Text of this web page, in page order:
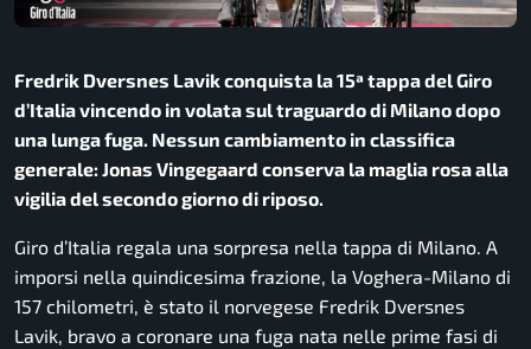
Fredrik Dversnes Lavik conquista la 15ª tappa del Giro
d’Italia vincendo in volata sul traguardo di Milano dopo
una lunga fuga. Nessun cambiamento in classifica
generale: Jonas Vingegaard conserva la maglia rosa alla
vigilia del secondo giorno di riposo.
Giro d’Italia regala una sorpresa nella tappa di Milano. A
imporsi nella quindicesima frazione, la Voghera-Milano di
157 chilometri, è stato il norvegese Fredrik Dversnes
Lavik, bravo a coronare una fuga nata nelle prime fasi di